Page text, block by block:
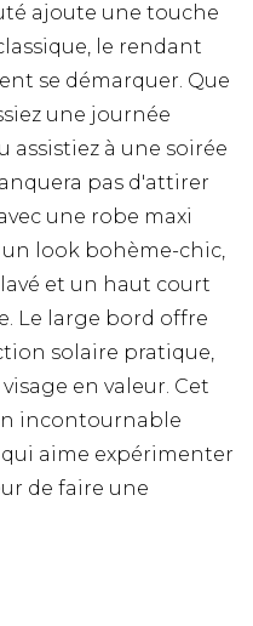
ajoute une touche
le rendant
se démarquer. Que
une journée
assistiez à une soirée
pas d'attirer
une robe maxi
look bohème-chic,
et un haut court
Le large bord offre
solaire pratique,
en valeur. Cet
incontournable
aime expérimenter
de faire une